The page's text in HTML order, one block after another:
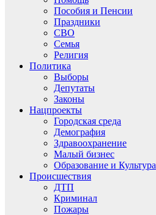
Пособия и Пенсии
Праздники
СВО
Семья
Религия
Политика
Выборы
Депутаты
Законы
Нацпроекты
Городская среда
Демография
Здравоохранение
Малый бизнес
Образование и Культура
Происшествия
ДТП
Криминал
Пожары